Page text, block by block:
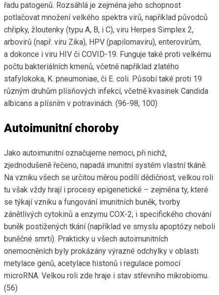
řadu patogenů. Rozsáhlá je zejména jeho schopnost
potlačovat množení velkého spektra virů, například původců
chřipky, žloutenky (typu A, B, i C), viru Herpes Simplex 2,
arbovirů (např. viru Zika), HPV (papilomaviru), enterovirům,
a dokonce i viru HIV či COVID-19. Funguje také proti velkému
počtu bakteriálních kmenů, včetně například zlatého
stafylokoka, K. pneumoniae, či E. coli. Působí také proti 19
různým druhům plísňových infekcí, včetně kvasinek Candida
albicans a plísním v potravinách. (96-98, 100)
Autoimunitní choroby
Jako autoimunitní označujeme nemoci, při nichž,
zjednodušeně řečeno, napadá imunitní systém vlastní tkáně.
Na vzniku všech se určitou měrou podílí dědičnost, velkou roli
tu však vždy hrají i procesy epigenetické – zejména ty, které
se týkají vzniku a fungování imunitních buněk, tvorby
zánětlivých cytokinů a enzymu COX-2, i specifického chování
buněk postižených tkání (například ve smyslu apoptózy neboli
buněčné smrti). Prakticky u všech autoimunitních
onemocněních byly prokázány výrazné odchylky v oblasti
metylace genů, acetylace histonů i regulace pomocí
microRNA. Velkou roli zde hraje i stav střevního mikrobiomu.
(56)